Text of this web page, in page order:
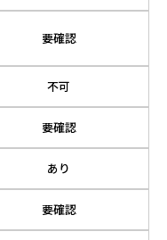
要確認
不可
要確認
あり
要確認